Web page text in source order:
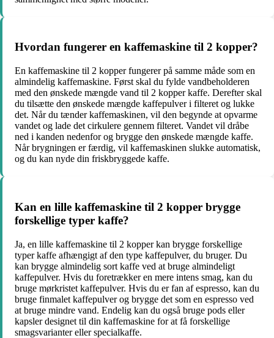
Hvordan fungerer en kaffemaskine til 2 kopper?
En kaffemaskine til 2 kopper fungerer på samme måde som en
almindelig kaffemaskine. Først skal du fylde vandbeholderen
med den ønskede mængde vand til 2 kopper kaffe. Derefter skal
du tilsætte den ønskede mængde kaffepulver i filteret og lukke
det. Når du tænder kaffemaskinen, vil den begynde at opvarme
vandet og lade det cirkulere gennem filteret. Vandet vil dråbe
ned i kanden nedenfor og brygge den ønskede mængde kaffe.
Når brygningen er færdig, vil kaffemaskinen slukke automatisk,
og du kan nyde din friskbryggede kaffe.
Kan en lille kaffemaskine til 2 kopper brygge
forskellige typer kaffe?
Ja, en lille kaffemaskine til 2 kopper kan brygge forskellige
typer kaffe afhængigt af den type kaffepulver, du bruger. Du
kan brygge almindelig sort kaffe ved at bruge almindeligt
kaffepulver. Hvis du foretrækker en mere intens smag, kan du
bruge mørkristet kaffepulver. Hvis du er fan af espresso, kan du
bruge finmalet kaffepulver og brygge det som en espresso ved
at bruge mindre vand. Endelig kan du også bruge pods eller
kapsler designet til din kaffemaskine for at få forskellige
smagsvarianter eller specialkaffe.